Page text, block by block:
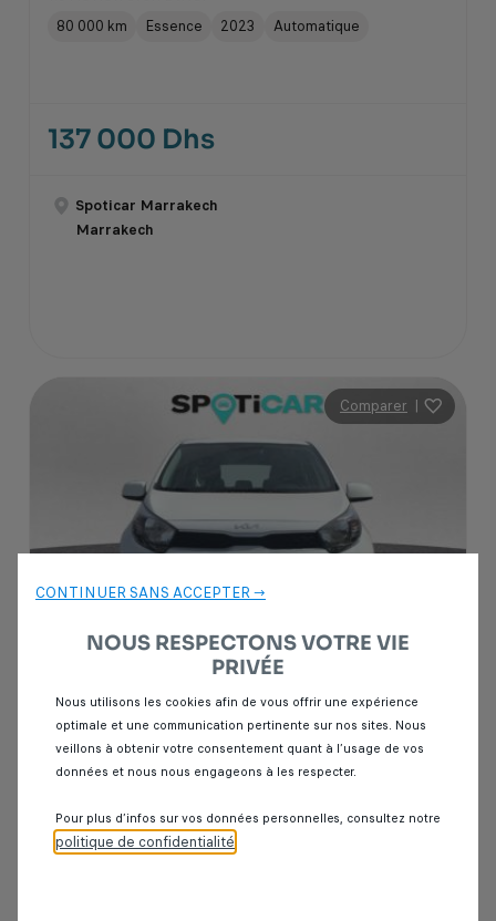
80 000 km Essence 2023 Automatique
137 000 Dhs
Spoticar Marrakech
Marrakech
Comparer |
Garantie Spoticar12 mois
1.0 MOTION 69CH BVA 5P
80 000 km Essence 2023
CONTINUER SANS ACCEPTER →
NOUS RESPECTONS VOTRE VIE
PRIVÉE
Nous utilisons les cookies afin de vous offrir une expérience
optimale et une communication pertinente sur nos sites. Nous
veillons à obtenir votre consentement quant à l’usage de vos
données et nous nous engageons à les respecter.
Pour plus d’infos sur vos données personnelles, consultez notre
politique de confidentialité